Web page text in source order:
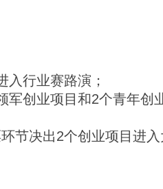
入行业赛路演；
军创业项目和2个青年创
节决出2个创业项目进